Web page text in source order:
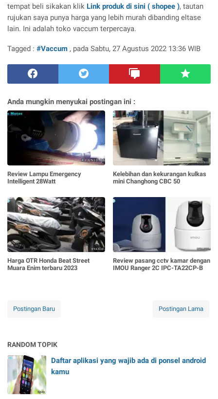
tempat beli sikakan klik Link produk di sini ( shopee ), tautan
rujukan saya punya harga yang lebih murah dibanding eltase
lain. Ini adalah toko vaccum terpercaya.
Tagged : #Vaccum , pada Sabtu, 27 Agustus 2022 13:36 WIB
Anda mungkin menyukai postingan ini :
Review Lampu Emergency
Intelligent 28Watt
Kelebihan dan kekurangan kulkas
mini Changhong CBC 50
Harga OTR Honda Beat Street
Muara Enim terbaru 2023
Review pasang cctv kamar dengan
IMOU Ranger 2C IPC-TA22CP-B
Postingan Baru Postingan Lama
RANDOM TOPIK
Daftar aplikasi yang wajib ada di ponsel android
kamu